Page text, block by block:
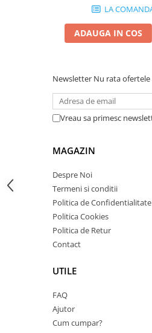
Hard disk-uri interne
Coolere CPU
Ventilatoare
Placi video profesionale
Hard disk-uri externe
Card reader
Placi captura
Adaptoare PCI / PCIe
Kit mouse si tastatura
LA
ADAUGA IN COS
Newsletter Nu rata
Vreau sa primesc
MAGAZIN
Despre Noi
Termeni si conditii
Politica de Confidentialitate
Politica Cookies
Politica de Retur
Contact
UTILE
FAQ
Ajutor
Cum cumpar?